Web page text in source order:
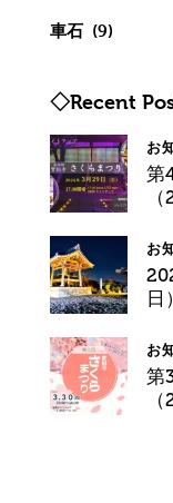
車石 (9)
◇Recent
お
第
お
日）
お
第